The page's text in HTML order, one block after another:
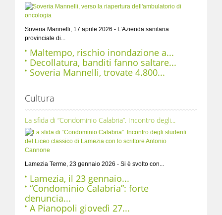
Soveria Mannelli, 17 aprile 2026 - L’Azienda sanitaria
provinciale di...
Maltempo, rischio inondazione a...
Decollatura, banditi fanno saltare...
Soveria Mannelli, trovate 4.800...
Cultura
La sfida di “Condominio Calabria”. Incontro degli...
Lamezia Terme, 23 gennaio 2026 - Si è svolto con...
Lamezia, il 23 gennaio...
“Condominio Calabria”: forte
denuncia...
A Pianopoli giovedì 27...